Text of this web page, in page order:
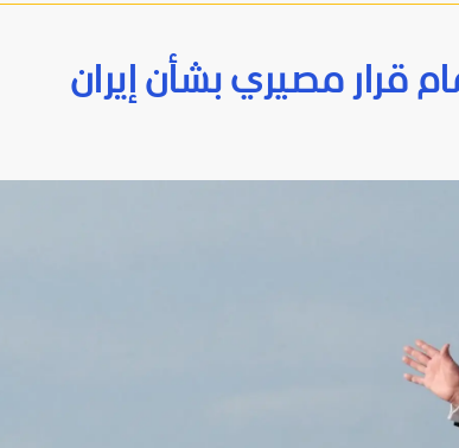
قرار مصيري بشأن إيران